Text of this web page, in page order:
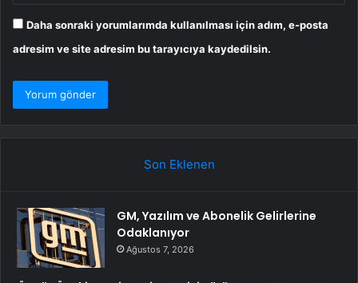
Daha sonraki yorumlarımda kullanılması için adım, e-posta
adresim ve site adresim bu tarayıcıya kaydedilsin.
Son Eklenen
GM, Yazılım ve Abonelik Gelirlerine
Odaklanıyor
Ağustos 7, 2026